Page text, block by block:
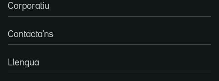
Corporatiu
Contacta'ns
Llengua